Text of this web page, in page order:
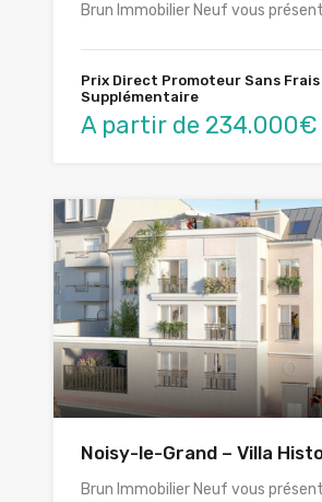
Brun Immobilier Neuf vous
Prix Direct Promoteur Sans Frais
Supplémentaire
A partir de 234.000€
Noisy-le-Grand – Villa
Brun Immobilier Neuf vous